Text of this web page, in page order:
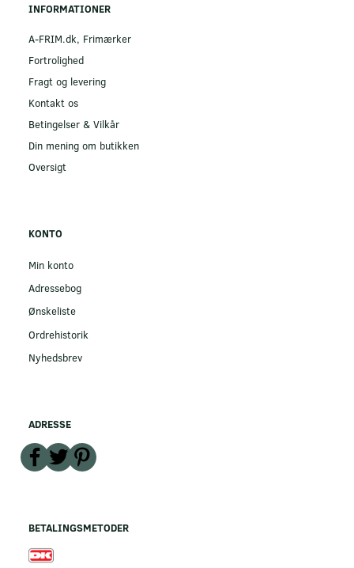
INFORMATIONER
A-FRIM.dk, Frimærker
Fortrolighed
Fragt og levering
Kontakt os
Betingelser & Vilkår
Din mening om butikken
Oversigt
KONTO
Min konto
Adressebog
Ønskeliste
Ordrehistorik
Nyhedsbrev
ADRESSE
BETALINGSMETODER